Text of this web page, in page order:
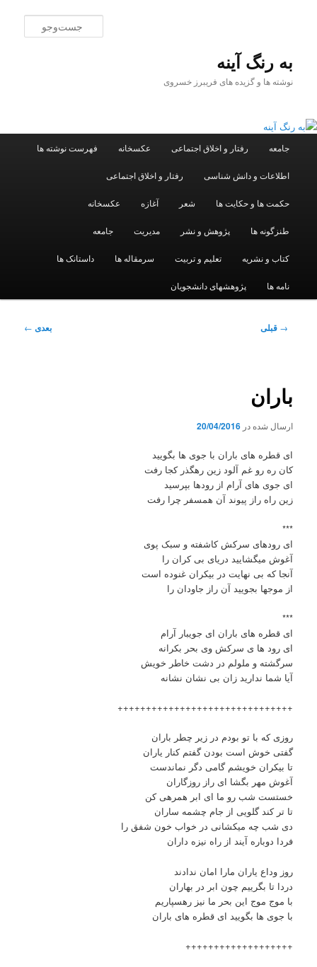
به رنگ آينه
نوشته ها و گزیده های فریبرز خسروی
جامعه رفتار و اخلاق اجتماعی عکسخانه فهرست نوشته ها
اطلاعات و دانش شناسی رفتار و اخلاق اجتماعی
حکمت ها و حکایت ها شعر آغازه عکسخانه
طنزگونه ها پژوهش و نشر مدیریت جامعه
کتاب و نشریه تعلیم و تربیت سرمقاله ها داستانک ها
نامه ها پژوهشهای دانشجویان
ناوبری
→ قبلی بعدی ←
باران
ارسال شده در20/04/2016
ای قطره های باران با جوی ها بگویید
کان ره رو غم آلود زین رهگذر کجا رفت
ای جوی های آرام از رودها بپرسید
زین راه راز پیوند آن همسفر چرا رفت
***
ای رودهای سرکش کاشفته و سبک پوی
آغوش میگشایید دریای بی کران را
آنجا که بی نهایت در بیکران غنوده است
از موجها بجویید آن راز جاودان را
***
ای قطره های باران ای جویبار آرام
ای رود ها ی سرکش وی بحر بکرانه
سرگشته و ملولم در دشت خاطر خویش
آیا شما ندارید زان بی نشان نشانه
+++++++++++++++++++++++++++++++
روزی که با تو بودم در زیر چطر باران
گفتی خوش است بودن گفتم کنار یاران
تا بیکران خویشم گامی دگر نماندست
آغوش مهر بگشا ای راز روزگاران
خستست شب‌ رو ما ای ابر همرهی کن
تا تر کند گلویی از جام چشمه ساران
دی شب چه میکشانی در خواب خون شفق را
فردا دوباره آیند از راه نیزه داران
روز وداع یاران مارا امان ندادند
دردا تا بگرییم چون ابر در بهاران
با موج موج این بحر ما نیز رهسپاریم
با جوی ها بگویید ای قطره های باران
+++++++++++++++++++